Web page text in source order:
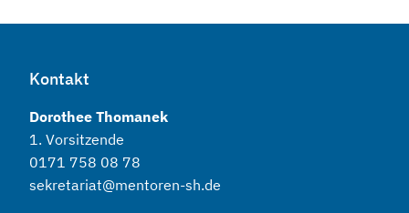
Kontakt
Dorothee Thomanek
1. Vorsitzende
0171 758 08 78
sekretariat@mentoren-sh.de